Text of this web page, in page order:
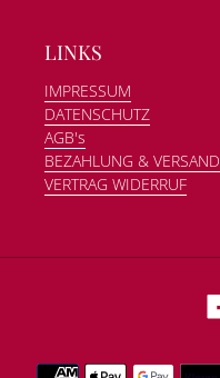
LINKS
IMPRESSUM
DATENSCHUTZ
AGB's
BEZAHLUNG & VERSAND
VERTRAG WIDERRUF